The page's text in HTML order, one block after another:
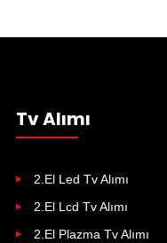
Tv Alımı
2.El Led Tv Alımı
2.El Lcd Tv Alımı
2.El Plazma Tv Alımı